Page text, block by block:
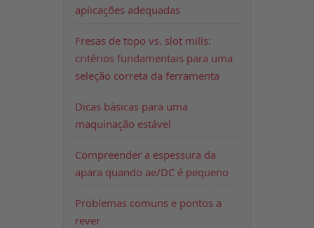
aplicações adequadas
Fresas de topo vs. slot mills:
critérios fundamentais para uma
seleção correta da ferramenta
Dicas básicas para uma
maquinação estável
Compreender a espessura da
apara quando ae/DC é pequeno
Problemas comuns e pontos a
rever